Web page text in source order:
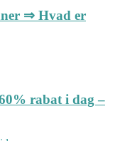
⇒ Hvad er
rabat i dag –